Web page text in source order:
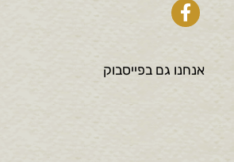
אנחנו גם בפייסבוק